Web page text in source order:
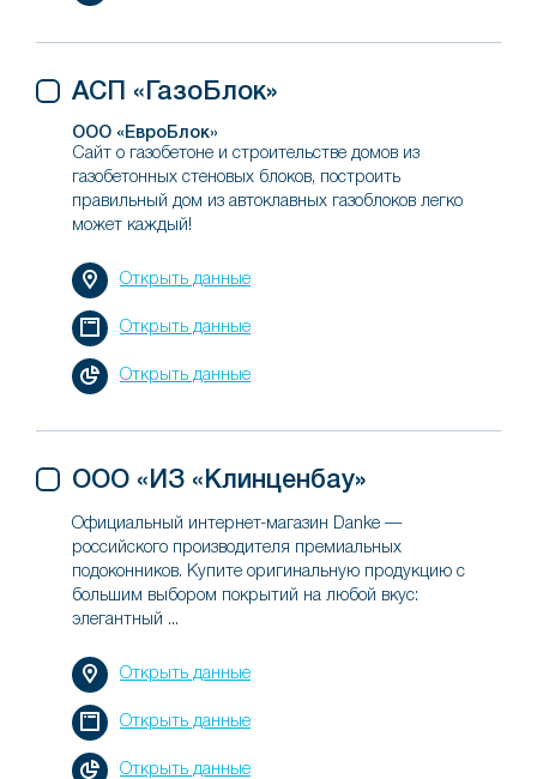
АСП «ГазоБлок»
ООО «ЕвроБлок»
Сайт о газобетоне и строительстве домов из
газобетонных стеновых блоков, построить
правильный дом из автоклавных газоблоков легко
может каждый!
Открыть данные
Открыть данные
Открыть данные
ООО «ИЗ «Клинценбау»
Официальный интернет-магазин Danke —
российского производителя премиальных
подоконников. Купите оригинальную продукцию с
большим выбором покрытий на любой вкус:
элегантный ...
Открыть данные
Открыть данные
Открыть данные